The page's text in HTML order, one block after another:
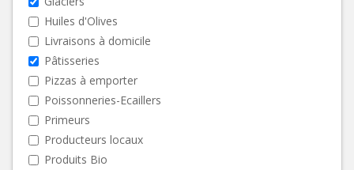
Huiles d'Olives
Livraisons à domicile
Pâtisseries
Pizzas à emporter
Poissonneries-Ecaillers
Primeurs
Producteurs locaux
Produits Bio